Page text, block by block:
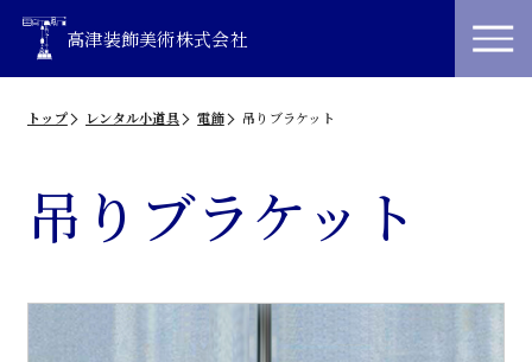
高津装飾美術株式会社
トップ レンタル小道具 電飾 吊りブラケット
吊りブラケット